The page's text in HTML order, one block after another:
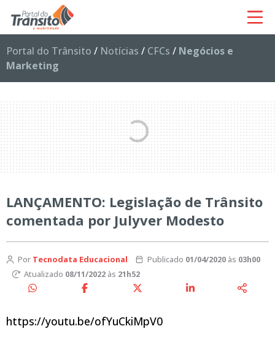
Portal do Trânsito / Notícias / CFCs / Negócios e
Marketing
LANÇAMENTO: Legislação de Trânsito
comentada por Julyver Modesto
Por Tecnodata Educacional Publicado 01/04/2020às 03h00
Atualizado 08/11/2022às 21h52
https://youtu.be/ofYuCkiMpV0